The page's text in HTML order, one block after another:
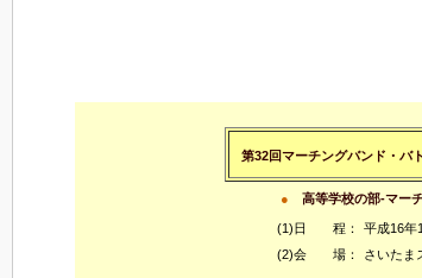
第32回マーチングバンド・バ
● 高等学校の部-マー
(1)日 程：
平成16年
(2)会 場：
さいたま